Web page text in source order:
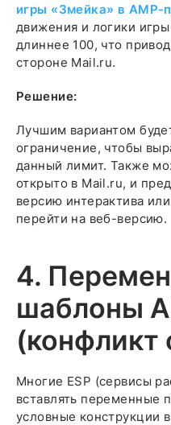
игры «Змейка» в AMP-
движения и логики
длиннее 100, что
стороне Mail.ru.
Решение:
Лучшим вариантом
ограничение, чтобы
данный лимит. Также
открыто в Mail.ru, и
версию интерактива
перейти на веб-версию.
4.
шаблоны
(конфликт
Многие ESP (сервисы
вставлять переменные
условные конструкции